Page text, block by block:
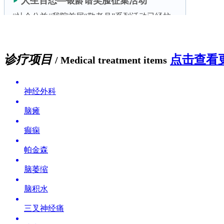
诊疗项目 / Medical treatment items 点击查看
神经外科
脑瘫
癫痫
帕金森
脑萎缩
脑积水
三叉神经痛